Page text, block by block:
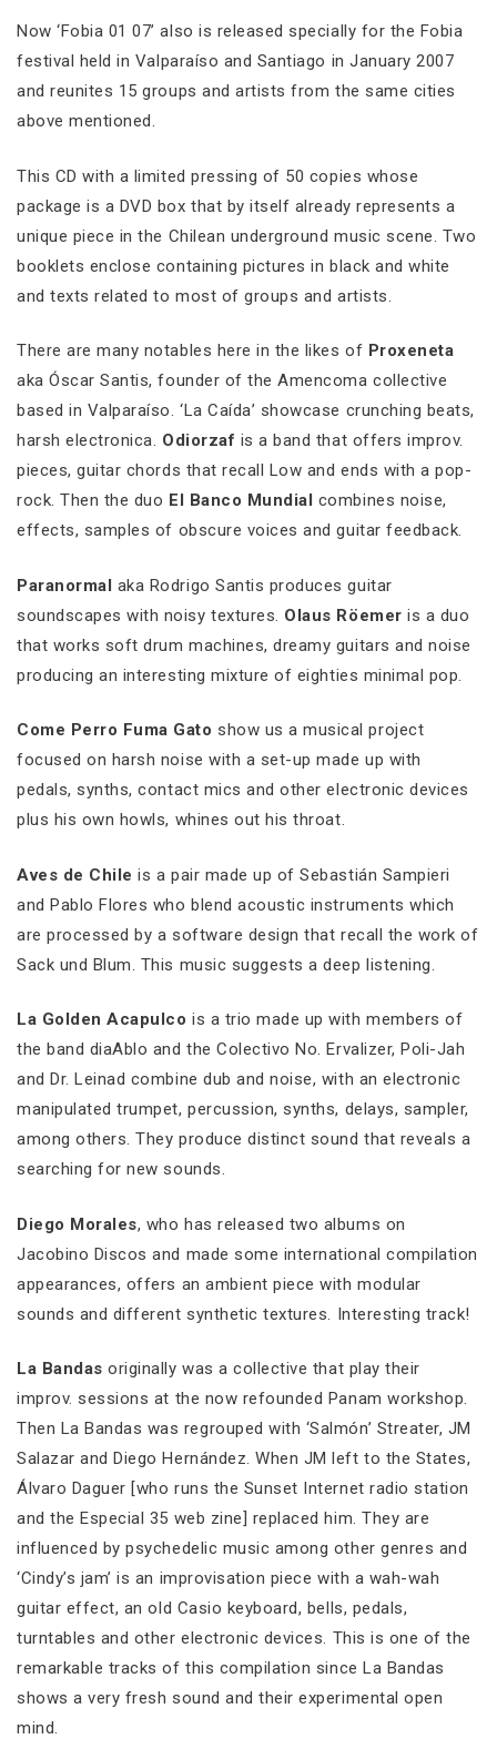
Now ‘Fobia 01 07’ also is released specially for the Fobia
festival held in Valparaíso and Santiago in January 2007
and reunites 15 groups and artists from the same cities
above mentioned.
This CD with a limited pressing of 50 copies whose
package is a DVD box that by itself already represents a
unique piece in the Chilean underground music scene. Two
booklets enclose containing pictures in black and white
and texts related to most of groups and artists.
There are many notables here in the likes of Proxeneta
aka Óscar Santis, founder of the Amencoma collective
based in Valparaíso. ‘La Caída’ showcase crunching beats,
harsh electronica. Odiorzaf is a band that offers improv.
pieces, guitar chords that recall Low and ends with a pop-
rock. Then the duo El Banco Mundial combines noise,
effects, samples of obscure voices and guitar feedback.
Paranormal aka Rodrigo Santis produces guitar
soundscapes with noisy textures. Olaus Röemer is a duo
that works soft drum machines, dreamy guitars and noise
producing an interesting mixture of eighties minimal pop.
Come Perro Fuma Gato show us a musical project
focused on harsh noise with a set-up made up with
pedals, synths, contact mics and other electronic devices
plus his own howls, whines out his throat.
Aves de Chile is a pair made up of Sebastián Sampieri
and Pablo Flores who blend acoustic instruments which
are processed by a software design that recall the work of
Sack und Blum. This music suggests a deep listening.
La Golden Acapulco is a trio made up with members of
the band diaAblo and the Colectivo No. Ervalizer, Poli-Jah
and Dr. Leinad combine dub and noise, with an electronic
manipulated trumpet, percussion, synths, delays, sampler,
among others. They produce distinct sound that reveals a
searching for new sounds.
Diego Morales, who has released two albums on
Jacobino Discos and made some international compilation
appearances, offers an ambient piece with modular
sounds and different synthetic textures. Interesting track!
La Bandas originally was a collective that play their
improv. sessions at the now refounded Panam workshop.
Then La Bandas was regrouped with ‘Salmón’ Streater, JM
Salazar and Diego Hernández. When JM left to the States,
Álvaro Daguer [who runs the Sunset Internet radio station
and the Especial 35 web zine] replaced him. They are
influenced by psychedelic music among other genres and
‘Cindy’s jam’ is an improvisation piece with a wah-wah
guitar effect, an old Casio keyboard, bells, pedals,
turntables and other electronic devices. This is one of the
remarkable tracks of this compilation since La Bandas
shows a very fresh sound and their experimental open
mind.